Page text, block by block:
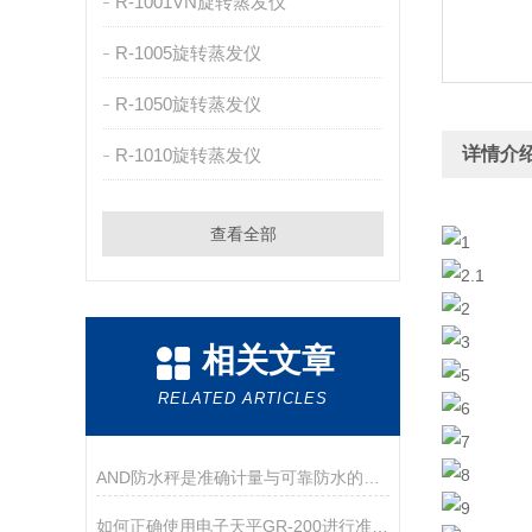
R-1005旋转蒸发仪
R-1050旋转蒸发仪
R-1010旋转蒸发仪
查看全部
相关文章
RELATED ARTICLES
如何正确使用电子天平GR-200进行准确测量？
详情介